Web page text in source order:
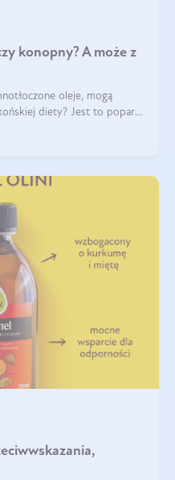
konopny? A może z
oleje, mogą
diety? Jest to poparte